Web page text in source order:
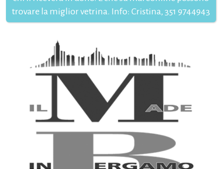
trovare la miglior vetrina. Info: Cristina, 351 9744943